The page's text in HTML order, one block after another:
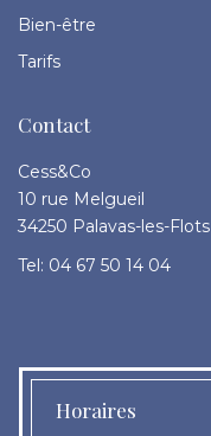
Bien-être
Tarifs
Contact
Cess&Co
10 rue Melgueil
34250 Palavas-les-Flots
Tel: 04 67 50 14 04
Horaires